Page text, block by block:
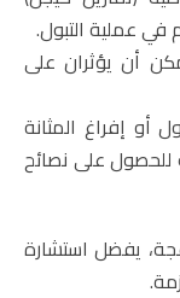
عملية التبول.
أن يؤثران على
أو إفراغ المثانة
للحصول على نصائح
يفضل استشارة